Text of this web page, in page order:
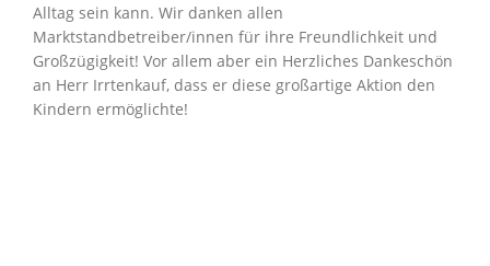
Alltag sein kann. Wir danken allen
Marktstandbetreiber/innen für ihre Freundlichkeit und
Großzügigkeit! Vor allem aber ein Herzliches Dankeschön
an Herr Irrtenkauf, dass er diese großartige Aktion den
Kindern ermöglichte!